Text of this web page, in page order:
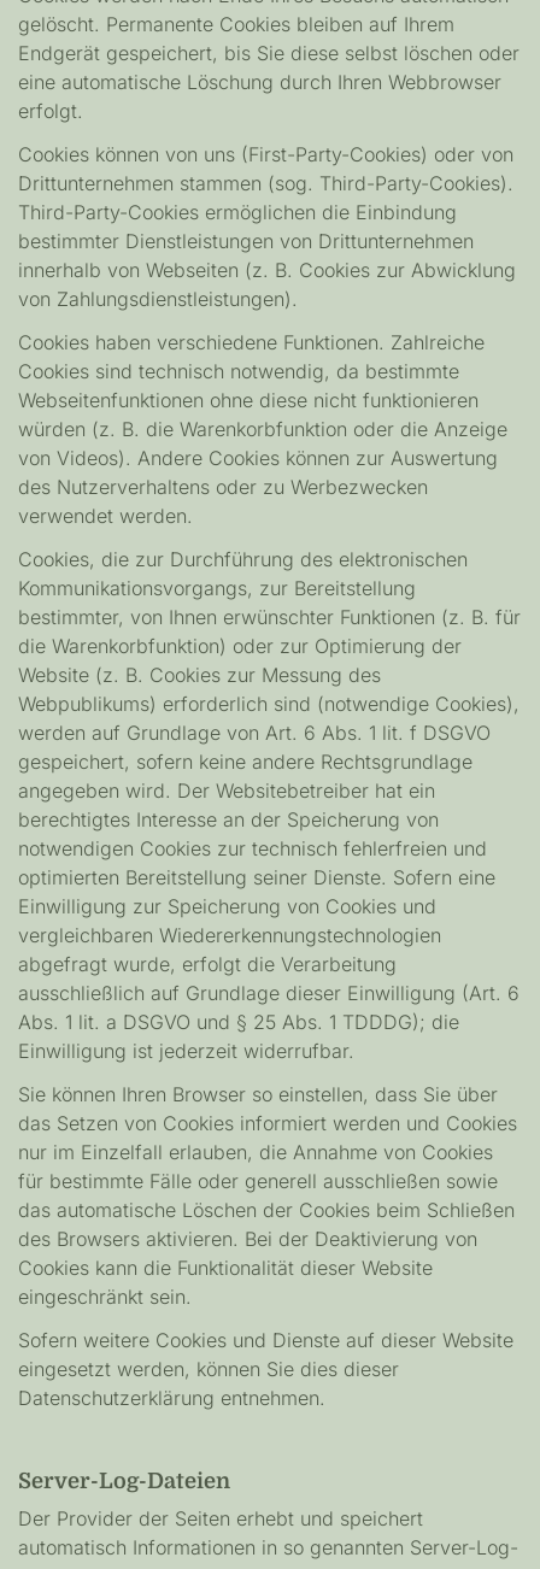
gelöscht. Permanente Cookies bleiben auf Ihrem
Endgerät gespeichert, bis Sie diese selbst löschen oder
eine automatische Löschung durch Ihren Webbrowser
erfolgt.
Cookies können von uns (First-Party-Cookies) oder von
Drittunternehmen stammen (sog. Third-Party-Cookies).
Third-Party-Cookies ermöglichen die Einbindung
bestimmter Dienstleistungen von Drittunternehmen
innerhalb von Webseiten (z. B. Cookies zur Abwicklung
von Zahlungsdienstleistungen).
Cookies haben verschiedene Funktionen. Zahlreiche
Cookies sind technisch notwendig, da bestimmte
Webseitenfunktionen ohne diese nicht funktionieren
würden (z. B. die Warenkorbfunktion oder die Anzeige
von Videos). Andere Cookies können zur Auswertung
des Nutzerverhaltens oder zu Werbezwecken
verwendet werden.
Cookies, die zur Durchführung des elektronischen
Kommunikationsvorgangs, zur Bereitstellung
bestimmter, von Ihnen erwünschter Funktionen (z. B. für
die Warenkorbfunktion) oder zur Optimierung der
Website (z. B. Cookies zur Messung des
Webpublikums) erforderlich sind (notwendige Cookies),
werden auf Grundlage von Art. 6 Abs. 1 lit. f DSGVO
gespeichert, sofern keine andere Rechtsgrundlage
angegeben wird. Der Websitebetreiber hat ein
berechtigtes Interesse an der Speicherung von
notwendigen Cookies zur technisch fehlerfreien und
optimierten Bereitstellung seiner Dienste. Sofern eine
Einwilligung zur Speicherung von Cookies und
vergleichbaren Wiedererkennungstechnologien
abgefragt wurde, erfolgt die Verarbeitung
ausschließlich auf Grundlage dieser Einwilligung (Art. 6
Abs. 1 lit. a DSGVO und § 25 Abs. 1 TDDDG); die
Einwilligung ist jederzeit widerrufbar.
Sie können Ihren Browser so einstellen, dass Sie über
das Setzen von Cookies informiert werden und Cookies
nur im Einzelfall erlauben, die Annahme von Cookies
für bestimmte Fälle oder generell ausschließen sowie
das automatische Löschen der Cookies beim Schließen
des Browsers aktivieren. Bei der Deaktivierung von
Cookies kann die Funktionalität dieser Website
eingeschränkt sein.
Sofern weitere Cookies und Dienste auf dieser Website
eingesetzt werden, können Sie dies dieser
Datenschutzerklärung entnehmen.
Server-Log-Dateien
Der Provider der Seiten erhebt und speichert
automatisch Informationen in so genannten Server-Log-